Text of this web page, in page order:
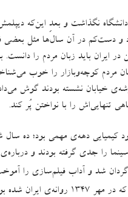
دانشگاه نگذاشت و بعدِ این‌که
و دست‌کم در آن سال‌ها مثل بعضی
در ایران باید زبان مردم را دانست.
مردم کوچه‌وبازار را خوب
خیابان نشسته بودند گوش
تنهایی‌اش را با نواختن پُر کند.
را جدی گرفته بودند و
شد و آداب فیلم‌سازی را
فیلم پنج میلیون دلاری